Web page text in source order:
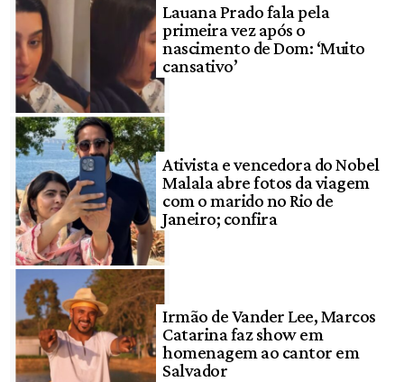
Lauana Prado fala pela
primeira vez após o
nascimento de Dom: ‘Muito
cansativo’
Ativista e vencedora do Nobel
Malala abre fotos da viagem
com o marido no Rio de
Janeiro; confira
Irmão de Vander Lee, Marcos
Catarina faz show em
homenagem ao cantor em
Salvador